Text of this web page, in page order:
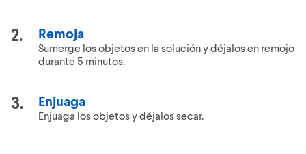
Remoja
Sumerge los objetos en la solución y déjalos en remojo
durante 5 minutos.
Enjuaga
Enjuaga los objetos y déjalos secar.